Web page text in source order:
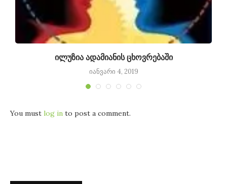
ილუზია ადამიანის ცხოვრებაში
იანვარი 4, 2019
You must log in to post a comment.